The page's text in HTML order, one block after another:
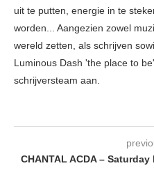
uit te putten, energie in te
worden... Aangezien zowel
wereld zetten, als schrijven
Luminous Dash 'the place to
schrijversteam aan.
CHANTAL ACDA –